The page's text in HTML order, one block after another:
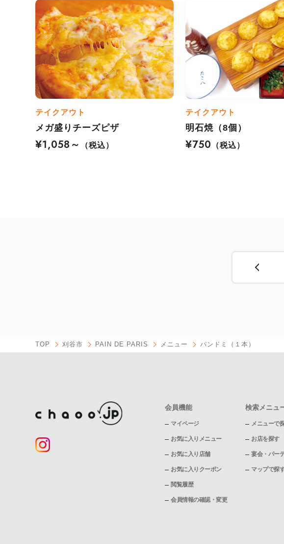
テイクアウト
メガ盛りチーズピザ
¥1,058～
（税込）
テイクアウト
明石焼（8個）
¥750
（税込）
TOP 刈谷市 PAIN DE PARIS メニュー パンドミ（１本）
会員機能
マイページ
お気に入りメニュー
お気に入り店舗
お気に入りクーポン
閲覧履歴
会員情報の確認・変更
検索メニュ
メニューで
お店を探す
宴会・パー
マップで探